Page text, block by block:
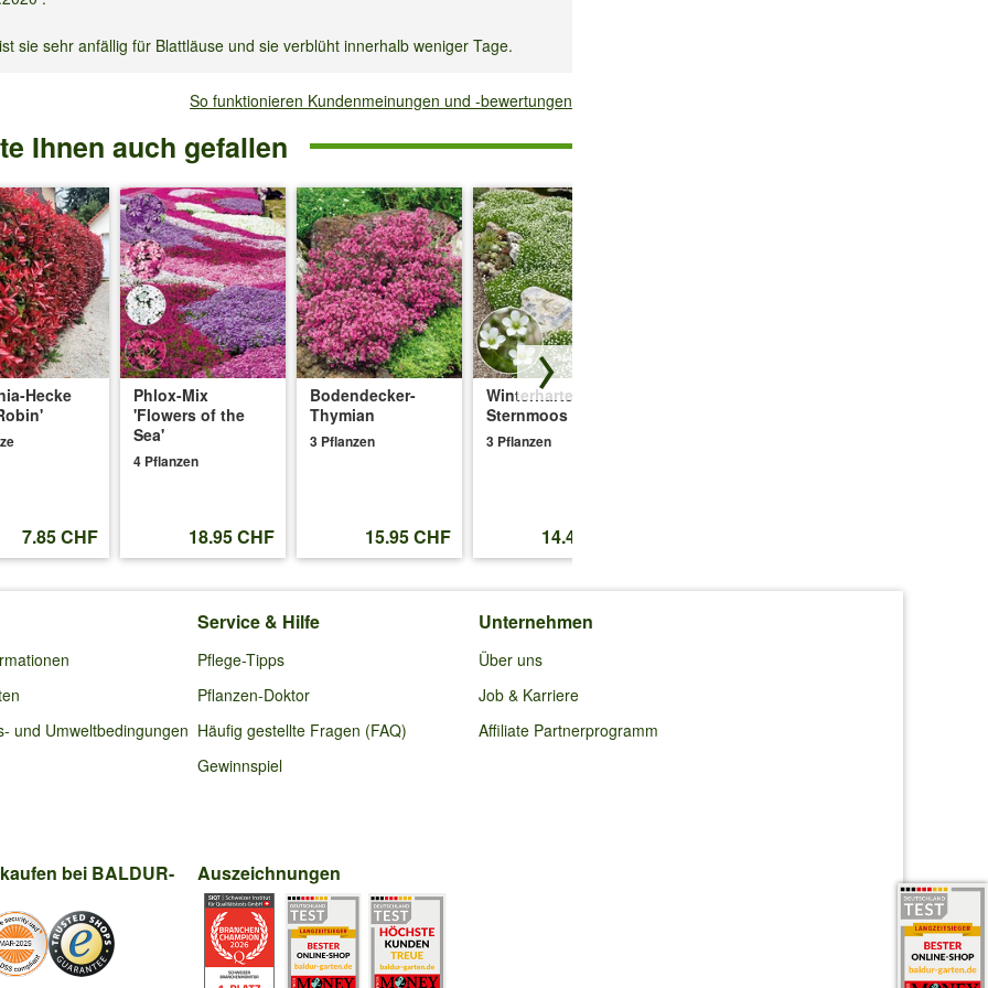
sie sehr anfällig für Blattläuse und sie verblüht innerhalb weniger Tage.
sehr häufig vor. Bitte ausreichend düngen, da geschwächte Pflanzen
z.B. durch starken Regen.
02.03.2019:
und gepflanzt. Im Winter habe ich sie abgedeckt. Leider kam diese Rose
kommt sie diesmal.
kommen.
So funktionieren Kundenmeinungen und -bewertungen
Ihnen auch gefallen
Hecke
7.85 CHF
Phlox-Mix
'Flowers of the
Sea'
4 Pflanzen
18.95 CHF
Bodendecker-
Thymian
3 Pflanzen
15.95 CHF
Winterhartes
Sternmoos
3 Pflanzen
14.45 CHF
und Umweltbedingungen
Service & Hilfe
Pflege-Tipps
Pflanzen-Doktor
Häufig gestellte Fragen (FAQ)
Gewinnspiel
Unternehmen
Über uns
Job & Karriere
Affiliate Partnerprogramm
bei BALDUR- Auszeichnungen